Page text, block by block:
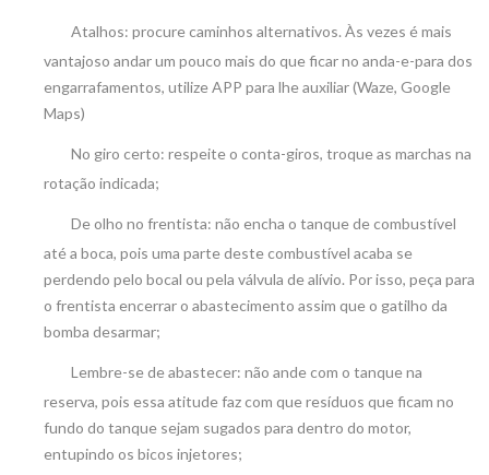
Atalhos: procure caminhos alternativos. Às vezes é mais
vantajoso andar um pouco mais do que ficar no anda-e-para dos
engarrafamentos, utilize APP para lhe auxiliar (Waze, Google
Maps)
No giro certo: respeite o conta-giros, troque as marchas na
rotação indicada;
De olho no frentista: não encha o tanque de combustível
até a boca, pois uma parte deste combustível acaba se
perdendo pelo bocal ou pela válvula de alívio. Por isso, peça para
o frentista encerrar o abastecimento assim que o gatilho da
bomba desarmar;
Lembre-se de abastecer: não ande com o tanque na
reserva, pois essa atitude faz com que resíduos que ficam no
fundo do tanque sejam sugados para dentro do motor,
entupindo os bicos injetores;